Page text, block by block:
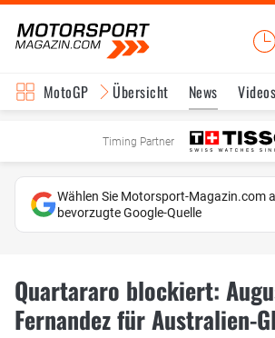
MotoGP Übersicht News Videos
Timing Partner
Wählen Sie Motorsport-Magazin.com
bevorzugte Google-Quelle
Quartararo blockiert:
Fernandez für Australien-